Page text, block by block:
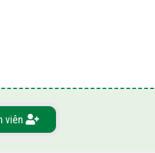
viên